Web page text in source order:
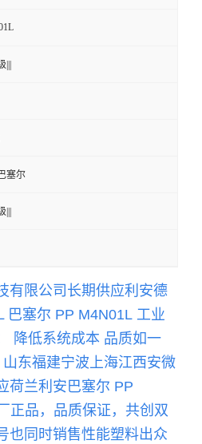
塞尔
有限公司长期供应利安德
巴塞尔 PP M4N01L 工业
降低系统成本 品质如一
山东福建宁波上海江西安微
荷兰利 安巴塞尔 PP
正品，品质保证，共创双
也同时销售性能塑料出众